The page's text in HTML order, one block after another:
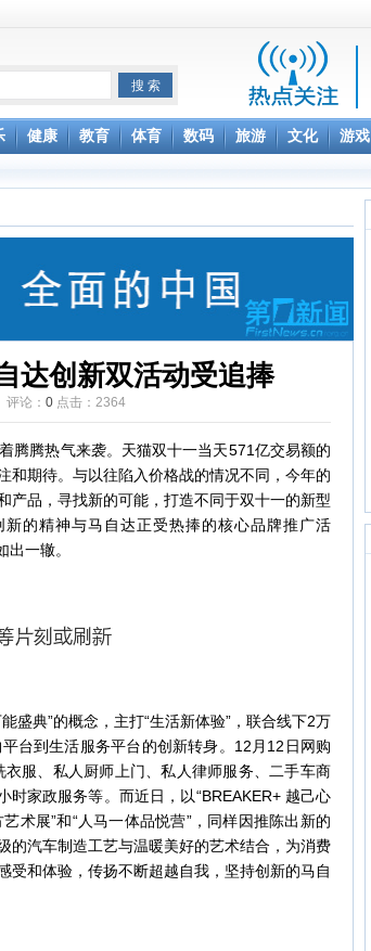
健康 教育 体育 数码 旅游 文化 游戏
达创新双活动受追捧
论： 0点击： 2364
腾热气来袭。天猫双十一当天571亿交易额的
和期待。与以往陷入价格战的情况不同，今年的
产品，寻找新的可能，打造不同于双十一的新型
的精神与马自达正受热捧的核心品牌推广活
一辙。
典”的概念，主打“生活新体验”，联合线下2万
台到生活服务平台的创新转身。12月12日网购
服、私人厨师上门、私人律师服务、二手车商
时家政服务等。而近日，以“BREAKER+ 越己心
术展”和“人马一体品悦营”，同样因推陈出新的
的汽车制造工艺与温暖美好的艺术结合，为消费
受和体验，传扬不断超越自我，坚持创新的马自